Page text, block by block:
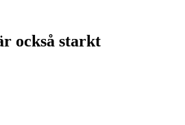
också starkt